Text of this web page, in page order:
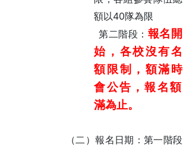
額以40隊為限
第二階段： 報名開
始，各校沒有名
額限制，額滿時
會公告，報名額
滿為止。
（二）報名日期：第一階段